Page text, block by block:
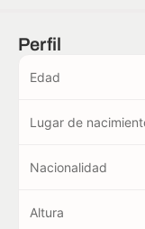
Perfil
Edad
Lugar de
Nacionalidad
Altura